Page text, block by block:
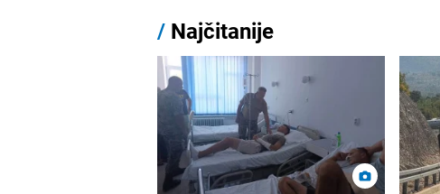
/ Najčitanije